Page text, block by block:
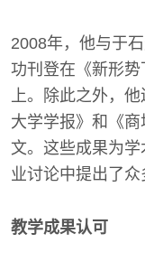
2008年，他与于
功刊登在《新形
上。除此之外，
大学学报》和《
文。这些成果为
业讨论中提出了众
教学成果认可